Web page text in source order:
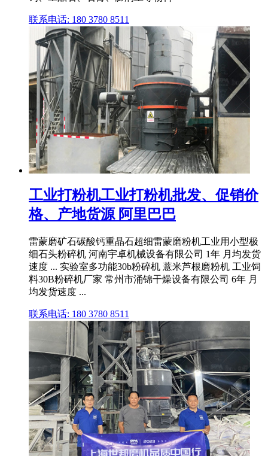
联系电话: 180 3780 8511
工业打粉机工业打粉机批发、促销价
格、产地货源 阿里巴巴
雷蒙磨矿石碳酸钙重晶石超细雷蒙磨粉机工业用小型极
细石头粉碎机 河南宇卓机械设备有限公司 1年 月均发货
速度 ... 实验室多功能30b粉碎机 薏米芦根磨粉机 工业饲
料30B粉碎机厂家 常州市涌锦干燥设备有限公司 6年 月
均发货速度 ...
联系电话: 180 3780 8511